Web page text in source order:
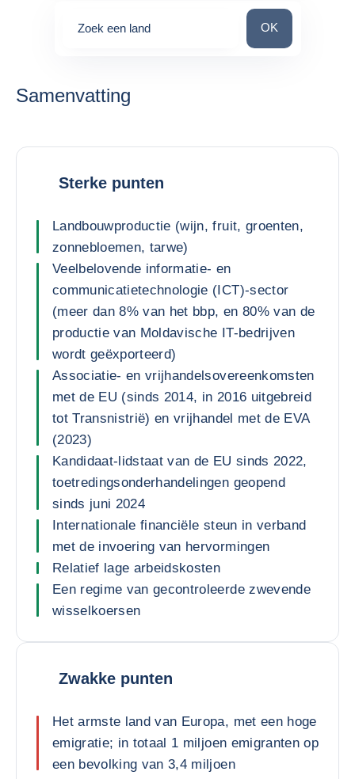
Zoek een land Zoek een land
OK
Samenvatting
Sterke punten
Landbouwproductie (wijn, fruit, groenten,
zonnebloemen, tarwe)
Veelbelovende informatie- en
communicatietechnologie (ICT)-sector
(meer dan 8% van het bbp, en 80% van de
productie van Moldavische IT-bedrijven
wordt geëxporteerd)
Associatie- en vrijhandelsovereenkomsten
met de EU (sinds 2014, in 2016 uitgebreid
tot Transnistrië) en vrijhandel met de EVA
(2023)
Kandidaat-lidstaat van de EU sinds 2022,
toetredingsonderhandelingen geopend
sinds juni 2024
Internationale financiële steun in verband
met de invoering van hervormingen
Relatief lage arbeidskosten
Een regime van gecontroleerde zwevende
wisselkoersen
Zwakke punten
Het armste land van Europa, met een hoge
emigratie; in totaal 1 miljoen emigranten op
een bevolking van 3,4 miljoen